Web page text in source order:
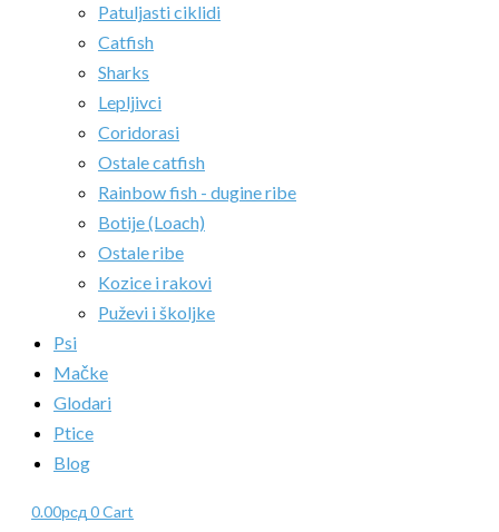
Patuljasti ciklidi
Catfish
Sharks
Lepljivci
Coridorasi
Ostale catfish
Rainbow fish - dugine ribe
Botije (Loach)
Ostale ribe
Kozice i rakovi
Puževi i školjke
Psi
Mačke
Glodari
Ptice
Blog
0.00рсд 0Cart